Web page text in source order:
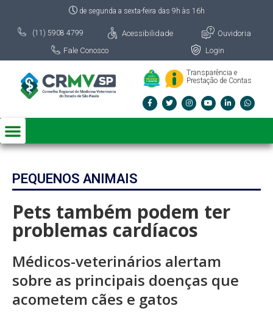
de segunda a sexta-feira das 9h às 16h
(11) 5908 4799 Acessibilidade
Ouvidoria
Fale Conosco
Login
Transparência e
Prestação de Contas
PEQUENOS ANIMAIS
Pets também podem ter
problemas cardíacos
Médicos-veterinários alertam
sobre as principais doenças que
acometem cães e gatos